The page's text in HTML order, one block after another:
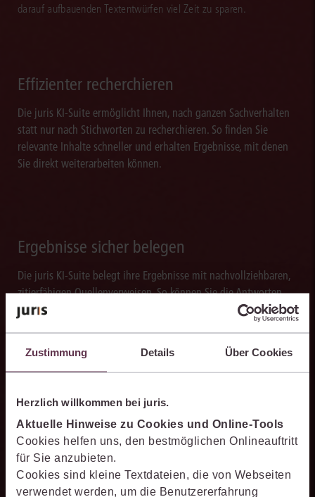
Zustimmung Details Über Cookies
Herzlich willkommen bei juris.
Aktuelle Hinweise zu Cookies und Online-Tools
Cookies helfen uns, den bestmöglichen Onlineauftritt
für Sie anzubieten.
Cookies sind kleine Textdateien, die von Webseiten
verwendet werden, um die Benutzererfahrung
darauf aufbauenden Textentwürfen viel Zeit zu sparen.
Effizienter recherchieren
Die juris KI-Suite ermöglicht Ihnen, nach ganzen Sachverhalten
statt nur nach Stichworten zu recherchieren. So finden Sie
relevante Inhalte schneller und erhalten Ergebnisse, mit denen
Sie direkt weiterarbeiten können.
Ergebnisse sicher belegen
Die juris KI-Suite belegt ihre Ergebnisse mit nachvollziehbaren,
zitierfähigen Quellenverweisen. So können Sie die Antworten
transparent prüfen, fachlich einordnen und auf einer belastbaren
Schneller analysieren
Die juris KI-Suite beschleunigt die Analyse komplexer
juristischer Fragestellungen. Sie hilft dabei, Sachverhalte
einzuordnen, Zusammenhänge zu erkennen und belastbare
Ansatzpunkte für die weitere Bearbeitung zu gewinnen. Dabei